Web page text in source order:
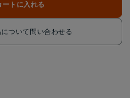
ートに入れる
について問い合わせる